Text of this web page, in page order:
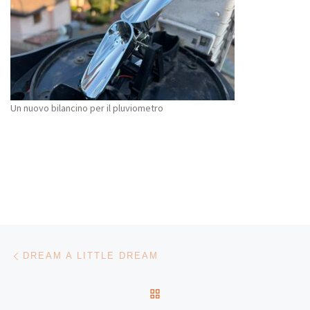
Un nuovo bilancino per il pluviometro
Navigazione articoli
DREAM A LITTLE DREAM